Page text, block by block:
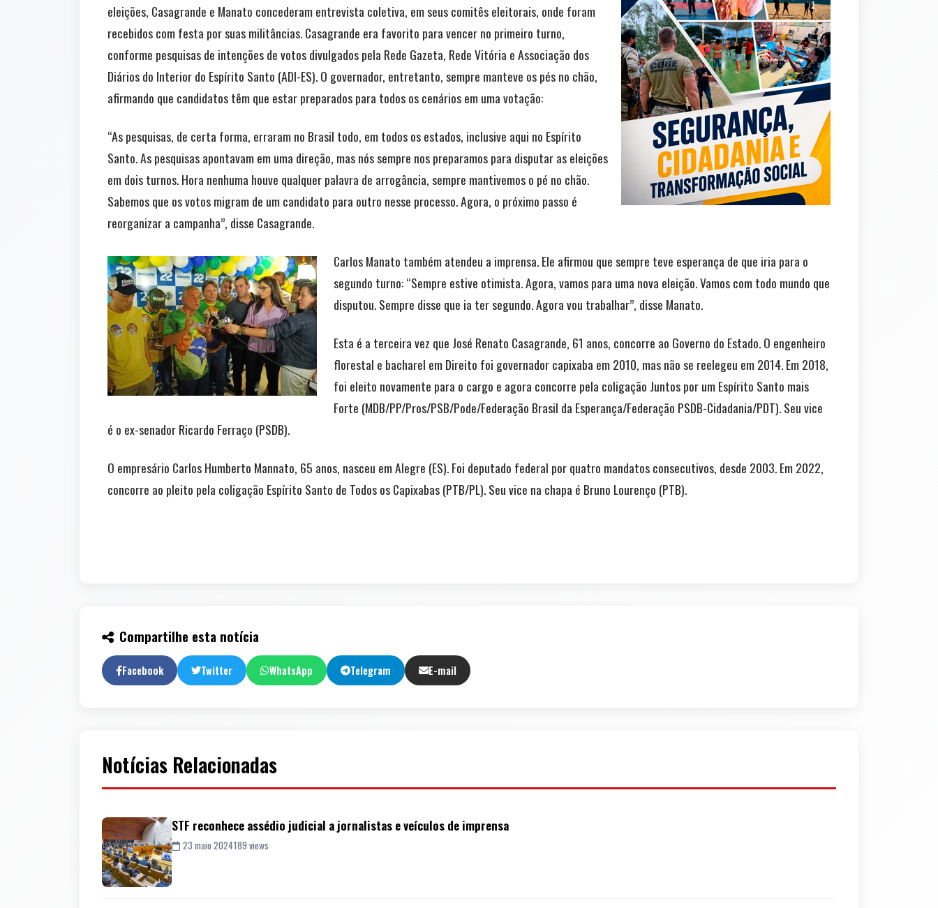
eleições, Casagrande e Manato concederam entrevista coletiva, em seus comitês eleitorais, onde foram
recebidos com festa por suas militâncias. Casagrande era favorito para vencer no primeiro turno,
conforme pesquisas de intenções de votos divulgados pela Rede Gazeta, Rede Vitória e Associação dos
Diários do Interior do Espírito Santo (ADI-ES). O governador, entretanto, sempre manteve os pés no chão,
afirmando que candidatos têm que estar preparados para todos os cenários em uma votação:
“As pesquisas, de certa forma, erraram no Brasil todo, em todos os estados, inclusive aqui no Espírito
Santo. As pesquisas apontavam em uma direção, mas nós sempre nos preparamos para disputar as eleições
em dois turnos. Hora nenhuma houve qualquer palavra de arrogância, sempre mantivemos o pé no chão.
Sabemos que os votos migram de um candidato para outro nesse processo. Agora, o próximo passo é
reorganizar a campanha”, disse Casagrande.
Carlos Manato também atendeu a imprensa. Ele afirmou que sempre teve esperança de que iria para o
segundo turno: “Sempre estive otimista. Agora, vamos para uma nova eleição. Vamos com todo mundo que
disputou. Sempre disse que ia ter segundo. Agora vou trabalhar”, disse Manato.
Esta é a terceira vez que José Renato Casagrande, 61 anos, concorre ao Governo do Estado. O engenheiro
florestal e bacharel em Direito foi governador capixaba em 2010, mas não se reelegeu em 2014. Em 2018,
foi eleito novamente para o cargo e agora concorre pela coligação Juntos por um Espírito Santo mais
Forte (MDB/PP/Pros/PSB/Pode/Federação Brasil da Esperança/Federação PSDB-Cidadania/PDT). Seu vice
é o ex-senador Ricardo Ferraço (PSDB).
O empresário Carlos Humberto Mannato, 65 anos, nasceu em Alegre (ES). Foi deputado federal por quatro mandatos consecutivos, desde 2003. Em 2022,
concorre ao pleito pela coligação Espírito Santo de Todos os Capixabas (PTB/PL). Seu vice na chapa é Bruno Lourenço (PTB).
Compartilhe esta notícia
Facebook Twitter WhatsApp Telegram E-mail
Notícias Relacionadas
STF reconhece assédio judicial a jornalistas e veículos de imprensa
23 maio 2024189 views